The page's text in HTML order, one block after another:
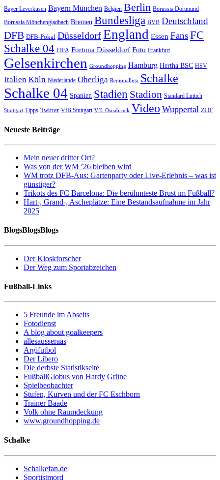
Bayer Leverkusen Bayern München Belgien Berlin Borussia Dortmund
Borussia Mönchengladbach Bremen Bundesliga BVB Deutschland
DFB DFB-Pokal DüsseldorfEngland Essen FansFC
Schalke 04 FIFA Fortuna Düsseldorf Foto Frankfurt
Gelsenkirchen Groundhopping Hamburg Hertha BSC HSV
Italien Köln Niederlande Oberliga Regionalliga Schalke
Schalke 04 Spanien Stadien Stadion Standard Lüttich
Stuttgart Tipps Twitter VfB Stuttgart VfL Osnabrück Video Wuppertal ZDF
Neueste Beiträge
Mein neuer dritter Ort?
Was von der WM ’26 bleiben wird
WM trotz DFB-Aus: Gartenparty oder Live-Erlebnis – was ist
günstiger?
Trikots des FC Barcelona: Die berühmteste Brust im Fußball?
Hart-, Grand-, Ascheplätze: Eine Bestandsaufnahme im Jahr
2025
BlogsBlogsBlogs
Der Kioskforscher
Der Weg zum Sportabzeichen
Fußball-Links
5 Freunde im Abseits
Fotodienst
A blog about goalkeepers
allesausseraas
Argifutbol
Der Libero
Die derbste Statistikseite
FußballGlobus von Hardy Grüne
Spielbeobachter
Stufen, Kurven und der FC Eschborn
Trainer Baade
Volk ohne Raumdeckung
www.groundhopping.de
Schalke
Schalkefan.de
Sportistmord